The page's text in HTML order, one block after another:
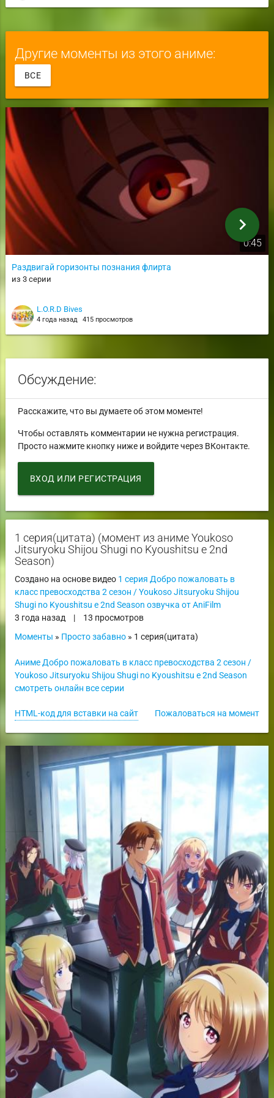
Другие моменты из этого аниме:
ВСЕ
0:45
Раздвигай горизонты познания флирта
из 3 серии
L.O.R.D Bives
4 года назад 415 просмотров
chevron_right
Обсуждение:
Расскажите, что вы думаете об этом моменте!
Чтобы оставлять комментарии не нужна регистрация.
Просто нажмите кнопку ниже и войдите через ВКонтакте.
ВХОД ИЛИ РЕГИСТРАЦИЯ
1 серия(цитата) (момент из аниме Youkoso
Jitsuryoku Shijou Shugi no Kyoushitsu e 2nd
Season)
Создано на основе видео 1 серия Добро пожаловать в
класс превосходства 2 сезон / Youkoso Jitsuryoku Shijou
Shugi no Kyoushitsu e 2nd Season озвучка от AniFilm
3 года назад
|
13 просмотров
Моменты » Просто забавно» 1 серия(цитата)
Аниме Добро пожаловать в класс превосходства 2 сезон /
Youkoso Jitsuryoku Shijou Shugi no Kyoushitsu e 2nd Season
смотреть онлайн все серии
Пожаловаться на момент
HTML-код для вставки на сайт